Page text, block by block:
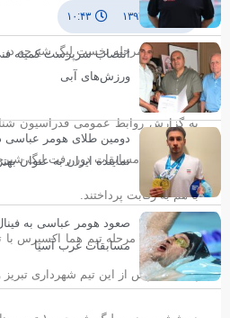
۱۰:۴۳
گرفت.
به گزارش روابط عمومی فدراسیون
با هم به رقابت پرداختند.
پایان داد. پس از این تیم شهرداری تبریز و نفت تهران به
انتصاب سرپرست کمیته
ورزش‌های آبی
دومین طلای هومر عباسی
نماینده ایران به عنوان
مسابقات غرب آسیا